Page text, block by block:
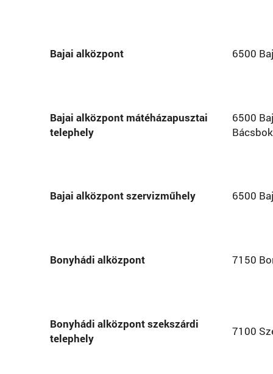
Bajai alközpont 6500
Bajai alközpont mátéházapusztai
telephely
6500
Bajai alközpont szervizműhely 6500
Bonyhádi alközpont 7150
Bonyhádi alközpont szekszárdi
telephely
7100